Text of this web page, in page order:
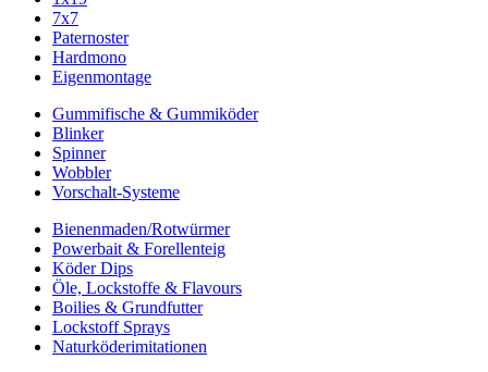
7x7
Paternoster
Hardmono
Eigenmontage
Gummifische & Gummiköder
Blinker
Spinner
Wobbler
Vorschalt-Systeme
Bienenmaden/Rotwürmer
Powerbait & Forellenteig
Köder Dips
Öle, Lockstoffe & Flavours
Boilies & Grundfutter
Lockstoff Sprays
Naturköderimitationen